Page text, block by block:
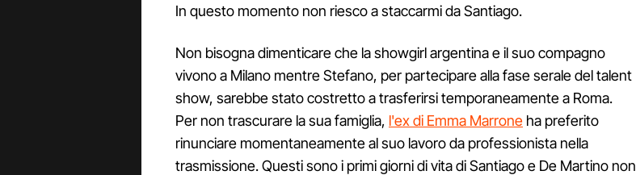
In questo momento non riesco a staccarmi da Santiago.
Non bisogna dimenticare che la showgirl argentina e il suo compagno
vivono a Milano mentre Stefano, per partecipare alla fase serale del talent
show, sarebbe stato costretto a trasferirsi temporaneamente a Roma.
Per non trascurare la sua famiglia, l'ex di Emma Marrone ha preferito
rinunciare momentaneamente al suo lavoro da professionista nella
trasmissione. Questi sono i primi giorni di vita di Santiago e De Martino non